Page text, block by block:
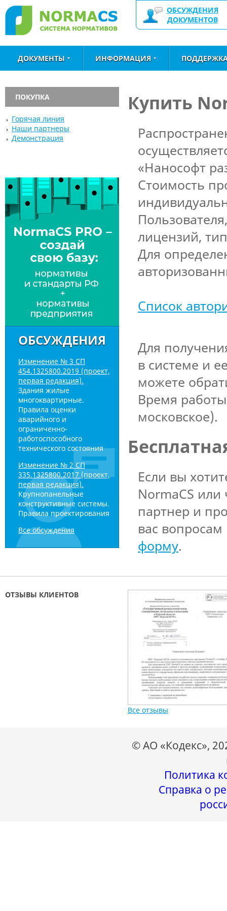
ОБСУЖДЕНИЯ
ДОКУМЕНТОВ
ДОКУМЕНТЫ ИНФОРМАЦИЯ
ПОКУПКА
Горячая линия
Наши партнеры
Демонстрация
ОБСУЖДЕНИЯ
Изменение № 3 СП
454.1325800.2019 (проект,
первая редакция).
Здания жилые
многоквартирные.
Правила оценки
аварийного и
ограниченно-
работоспособного
технического состояния
Изменение № 2 СП
335.1325800.2017 (проект,
первая редакция).
Крупнопанельные
конструктивные системы.
Правила проектирования
Все обсуждения
Купить
«Нанософт
Стоимость
лицензий,
Для
Список
Для
в системе и
можете
Время
московское).
Если вы
NormaCS
партнер и
вас
форму.
ОТЗЫВЫ КЛИЕНТОВ
Все отзывы
© АО «Кодекс»,
Политика
Справка о